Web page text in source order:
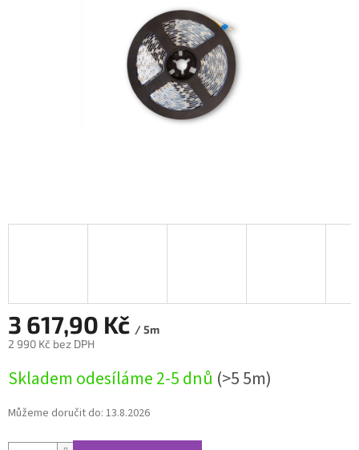
3 617,90 Kč / 5m
2 990 Kč bez DPH
cena:
Skladem odesíláme 2-5 dnů (>5 5m)
Můžeme doručit do: 13.8.2026